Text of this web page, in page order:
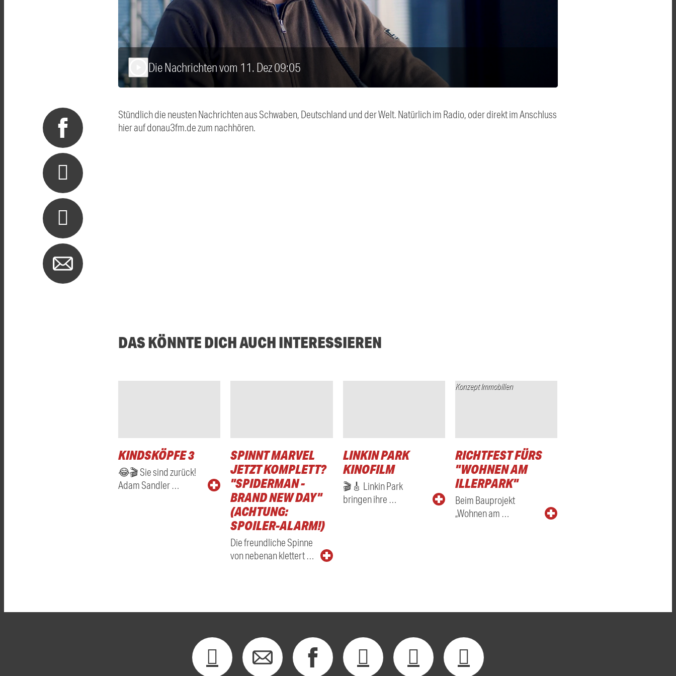
Die Nachrichten vom 11. Dez 09:05
Stündlich die neusten Nachrichten aus Schwaben, Deutschland und der Welt. Natürlich im Radio, oder direkt im Anschluss
hier auf donau3fm.de zum nachhören.
DAS KÖNNTE DICH AUCH INTERESSIEREN
KINDSKÖPFE 3
😂🎬 Sie sind zurück!
Adam Sandler …
SPINNT MARVEL
JETZT KOMPLETT?
"SPIDERMAN -
BRAND NEW DAY"
(ACHTUNG:
SPOILER-ALARM!)
Die freundliche Spinne
von nebenan klettert …
LINKIN PARK
KINOFILM
🎬🎸 Linkin Park
bringen ihre …
Konzept Immobilien
RICHTFEST FÜRS
"WOHNEN AM
ILLERPARK"
Beim Bauprojekt
„Wohnen am …